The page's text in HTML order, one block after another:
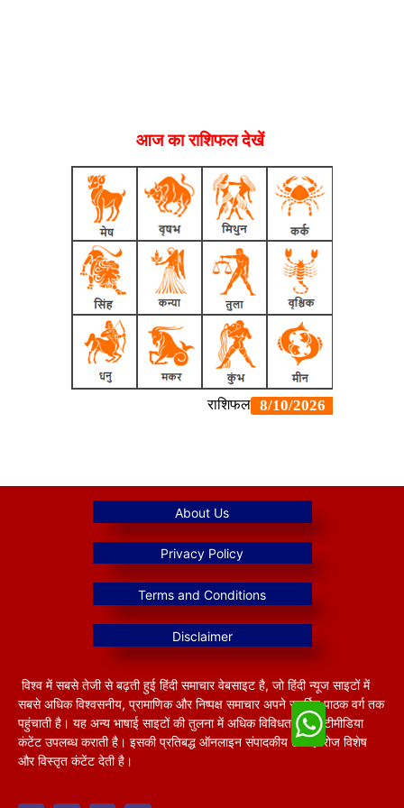
आज का राशिफल देखें
विश्व में सबसे तेजी से बढ़ती हुई हिंदी समाचार वेबसाइट है, जो हिंदी न्यूज साइटों में
सबसे अधिक विश्वसनीय, प्रामाणिक और निष्पक्ष समाचार अपने समर्पित पाठक वर्ग तक
पहुंचाती है। यह अन्य भाषाई साइटों की तुलना में अधिक विविधतापूर्ण मल्टीमीडिया
कंटेंट उपलब्ध कराती है। इसकी प्रतिबद्ध ऑनलाइन संपादकीय टीम हररोज विशेष
और विस्तृत कंटेंट देती है।